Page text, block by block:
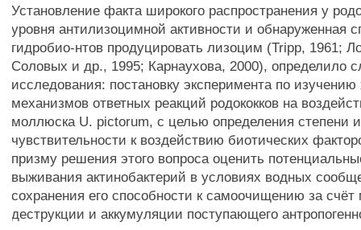
Установление факта широкого распространения у
уровня антилизоцимной активности и обнаруженная
гидробио-нтов продуцировать лизоцим (Tripp, 1961;
Соловых и др., 1995; Карнаухова, 2000), определило
исследования: постановку эксперимента по изучению
механизмов ответных реакций родококков на
моллюска U. pictorum, с целью определения степени
чувствительности к воздействию биотических
призму решения этого вопроса оценить
выживания актинобактерий в условиях водных
сохранения его способности к самоочищению за счёт
деструкции и аккумуляции поступающего